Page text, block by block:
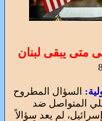
متى يبقى لبنان
السؤال المطروح
المتواصل ضد
لم يعد سؤالاً